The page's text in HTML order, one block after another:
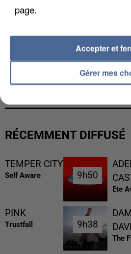
UN SECOND CADRE DE LA DZ
INTERPELLÉ EN ALGÉRIE
RÉCEMMENT DIFFUSÉ
TEMPER CITY
Self Aware 9h50
9h50
Ete
PINK
Trustfall 9h38
9h38
The
page.
Gérer mes
Accepter et